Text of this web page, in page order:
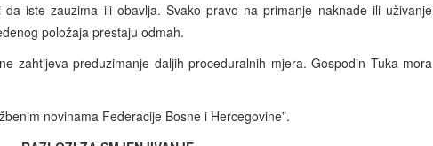
iste zauzima ili obavlja. Svako pravo na primanje naknade ili uživanje
položaja prestaju odmah.
zahtijeva preduzimanje daljih proceduralnih mjera. Gospodin Tuka mora
novinama Federacije Bosne i Hercegovine”.